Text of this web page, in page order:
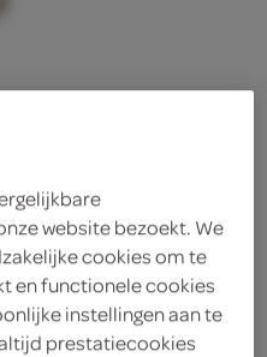
Bakker
bruin
website bezoekt. We
cookies om te
en functionele cookies
instellingen aan te
prestatiecookies